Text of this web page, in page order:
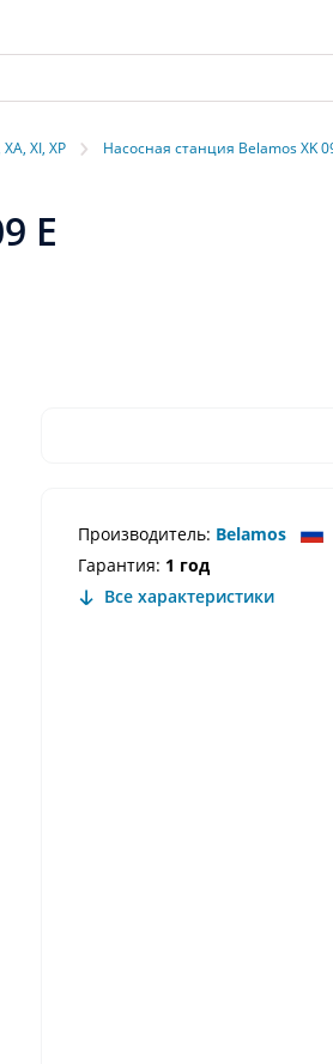
XI, XP › Насосная станция Belamos XK
E
Производитель: Belamos
Гарантия: 1 год
Все характеристики